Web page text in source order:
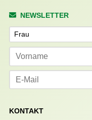
NEWSLETTER
Anrede
KONTAKT